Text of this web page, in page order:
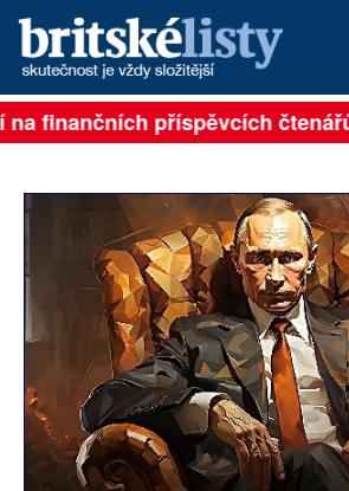
PŘIHLÁSIT
ROZHOVORY
TÉMATA
NEJČTENĚJŠÍ ZA 7 DNÍ
AUTOŘI
finančních příspěvcích